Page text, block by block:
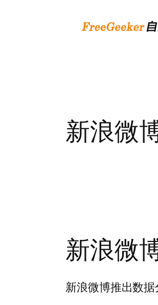
新浪微
新浪微
新浪微博推出数据